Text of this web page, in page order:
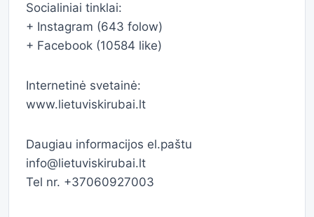
Socialiniai tinklai:
+ Instagram (643 folow)
+ Facebook (10584 like)
Internetinė svetainė:
www.lietuviskirubai.lt
Daugiau informacijos el.paštu
info@lietuviskirubai.lt
Tel nr. +37060927003